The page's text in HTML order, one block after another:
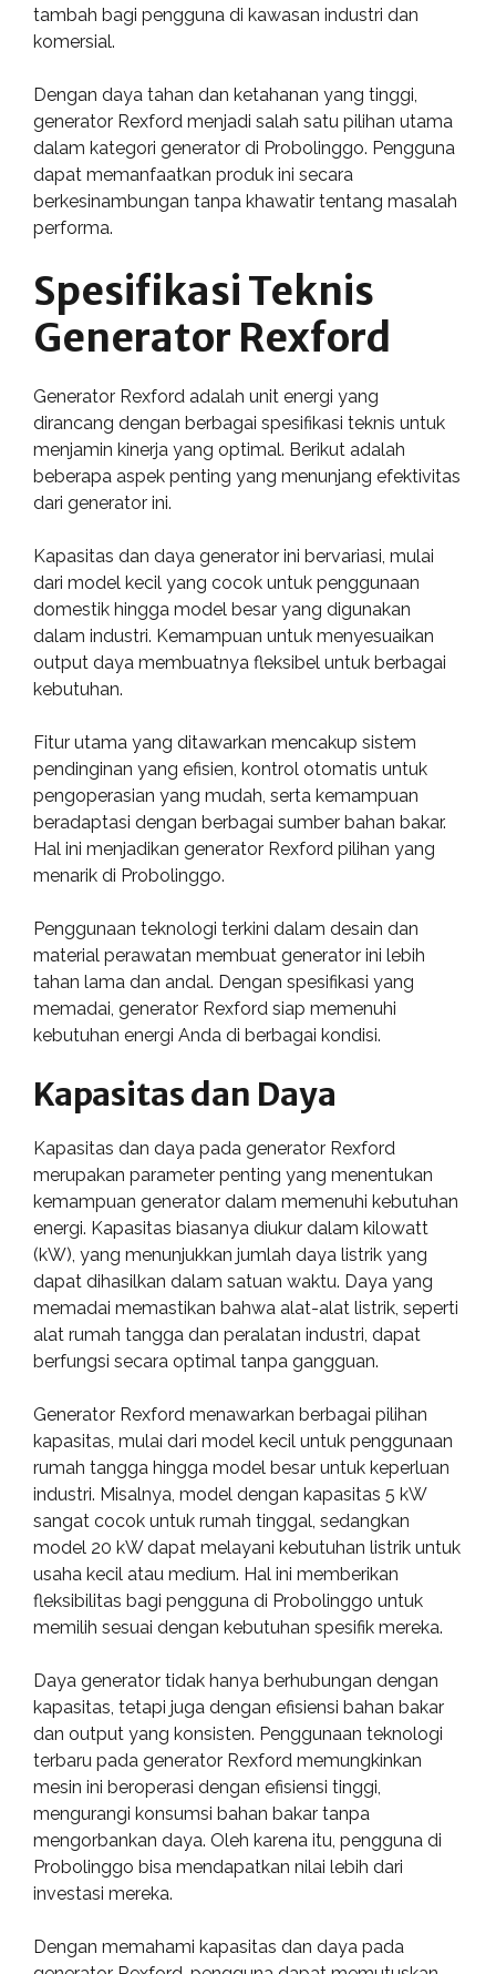
tambah bagi pengguna di kawasan industri dan
komersial.
Dengan daya tahan dan ketahanan yang tinggi,
generator Rexford menjadi salah satu pilihan utama
dalam kategori generator di Probolinggo. Pengguna
dapat memanfaatkan produk ini secara
berkesinambungan tanpa khawatir tentang masalah
performa.
Spesifikasi Teknis
Generator Rexford
Generator Rexford adalah unit energi yang
dirancang dengan berbagai spesifikasi teknis untuk
menjamin kinerja yang optimal. Berikut adalah
beberapa aspek penting yang menunjang efektivitas
dari generator ini.
Kapasitas dan daya generator ini bervariasi, mulai
dari model kecil yang cocok untuk penggunaan
domestik hingga model besar yang digunakan
dalam industri. Kemampuan untuk menyesuaikan
output daya membuatnya fleksibel untuk berbagai
kebutuhan.
Fitur utama yang ditawarkan mencakup sistem
pendinginan yang efisien, kontrol otomatis untuk
pengoperasian yang mudah, serta kemampuan
beradaptasi dengan berbagai sumber bahan bakar.
Hal ini menjadikan generator Rexford pilihan yang
menarik di Probolinggo.
Penggunaan teknologi terkini dalam desain dan
material perawatan membuat generator ini lebih
tahan lama dan andal. Dengan spesifikasi yang
memadai, generator Rexford siap memenuhi
kebutuhan energi Anda di berbagai kondisi.
Kapasitas dan Daya
Kapasitas dan daya pada generator Rexford
merupakan parameter penting yang menentukan
kemampuan generator dalam memenuhi kebutuhan
energi. Kapasitas biasanya diukur dalam kilowatt
(kW), yang menunjukkan jumlah daya listrik yang
dapat dihasilkan dalam satuan waktu. Daya yang
memadai memastikan bahwa alat-alat listrik, seperti
alat rumah tangga dan peralatan industri, dapat
berfungsi secara optimal tanpa gangguan.
Generator Rexford menawarkan berbagai pilihan
kapasitas, mulai dari model kecil untuk penggunaan
rumah tangga hingga model besar untuk keperluan
industri. Misalnya, model dengan kapasitas 5 kW
sangat cocok untuk rumah tinggal, sedangkan
model 20 kW dapat melayani kebutuhan listrik untuk
usaha kecil atau medium. Hal ini memberikan
fleksibilitas bagi pengguna di Probolinggo untuk
memilih sesuai dengan kebutuhan spesifik mereka.
Daya generator tidak hanya berhubungan dengan
kapasitas, tetapi juga dengan efisiensi bahan bakar
dan output yang konsisten. Penggunaan teknologi
terbaru pada generator Rexford memungkinkan
mesin ini beroperasi dengan efisiensi tinggi,
mengurangi konsumsi bahan bakar tanpa
mengorbankan daya. Oleh karena itu, pengguna di
Probolinggo bisa mendapatkan nilai lebih dari
investasi mereka.
Dengan memahami kapasitas dan daya pada